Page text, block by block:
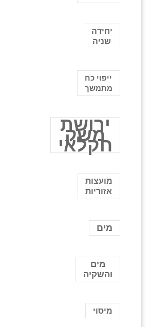
יחידה
שניה
ייפוי כח
מתמשך
ירושת
משק
חקלאי
מועצות
אזוריות
מים
מים
והשקיה
מיסוי